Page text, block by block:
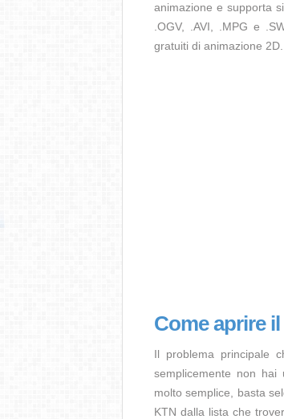
animazione e supporta
.OGV, .AVI, .MPG e
gratuiti di animazione 2D.
Come aprire
Il problema principale
semplicemente non hai
molto semplice, basta
KTN dalla lista che